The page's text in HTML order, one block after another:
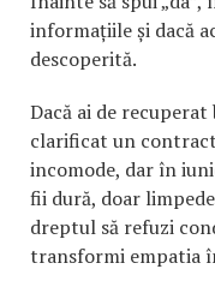
informațiile și dacă
descoperită.
Dacă ai de
clarificat un
incomode, dar în
fii dură, doar
dreptul să refuzi
transformi empatia